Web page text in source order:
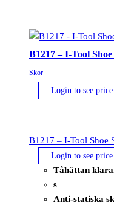
B1217 – I-Tool
Skor
Login to see price
B1217 – I-Tool Shoe
Login to see price
Tåhättan
s
Anti-statiska